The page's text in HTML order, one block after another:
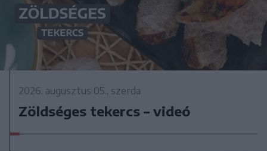
2026. augusztus 05., szerda
Zöldséges tekercs – videó